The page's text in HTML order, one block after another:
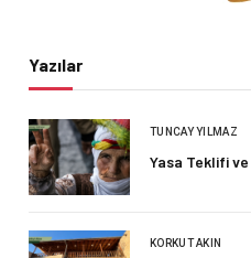
Yazılar
TUNCAY YILMAZ
Yasa Teklifi
KORKUT AKIN